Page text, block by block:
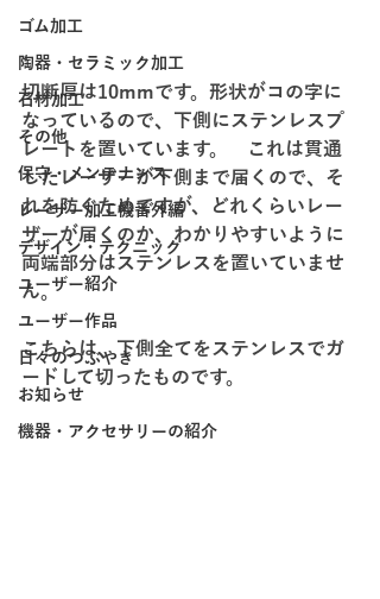
ゴム加工
陶器・セラミック加工
石材加工
その他
保守・メンテナンス
レーザー加工機番外編
デザイン・テクニック
ユーザー紹介
ユーザー作品
日々のつぶやき
お知らせ
機器・アクセサリーの紹介
切断厚は10mmです。形状がコの字に
なっているので、下側にステンレスプ
レートを置いています。　これは貫通
したレーザーが下側まで届くので、そ
れを防ぐためですが、どれくらいレー
ザーが届くのか、わかりやすいように
両端部分はステンレスを置いていませ
ん。
こちらは、下側全てをステンレスでガ
ードして切ったものです。